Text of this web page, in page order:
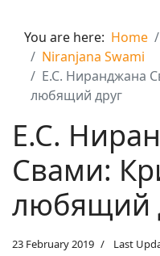
You are here: Home
Niranjana Swami
Е.С. Ниранджана
любящий друг
Е.С.
Свами:
любящий
23 February 2019 Last